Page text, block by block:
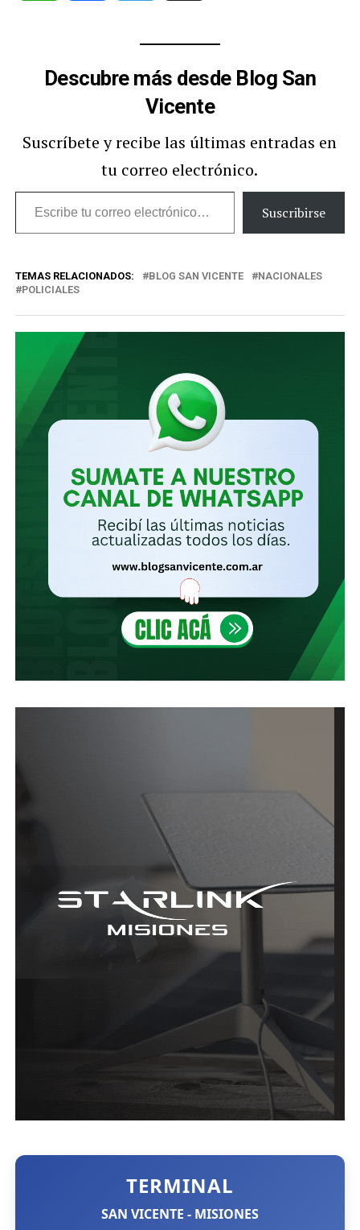
Descubre más desde Blog San
Vicente
Suscríbete y recibe las últimas entradas en
tu correo electrónico.
Escribe
tu
electrónico…
Suscribirse
TEMAS RELACIONADOS: BLOG SAN VICENTE
NACIONALES
POLICIALES
TERMINAL
SAN VICENTE - MISIONES